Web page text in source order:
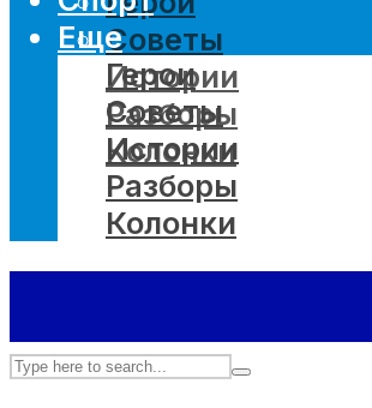
Советы
Истории
Разборы
Колонки
Еще
Герои
Советы
Истории
Разборы
Колонки